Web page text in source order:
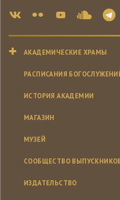
АКАДЕМИЧЕСКИЕ ХРАМЫ
РАСПИСАНИЯ
ИСТОРИЯ АКАДЕМИИ
МАГАЗИН
МУЗЕЙ
СООБЩЕСТВО
ИЗДАТЕЛЬСТВО